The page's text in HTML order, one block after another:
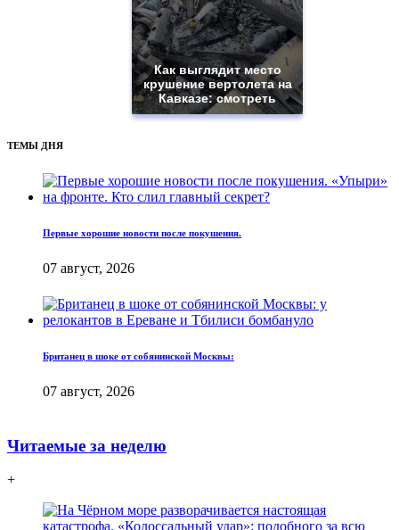
Как выглядит место
крушение вертолета на
Кавказе: смотреть
ТЕМЫ ДНЯ
Первые хорошие новости после покушения.
07 август, 2026
Британец в шоке от собянинской Москвы:
07 август, 2026
Читаемые за неделю
+